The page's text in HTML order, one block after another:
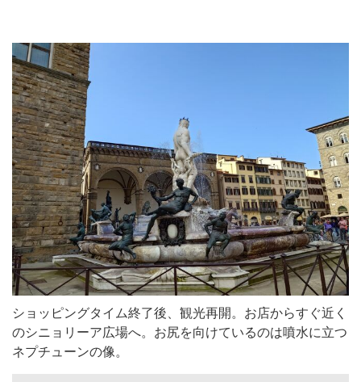
ショッピングタイム終了後、観光再開。お店からすぐ近く
のシニョリーア広場へ。お尻を向けているのは噴水に立つ
ネプチューンの像。